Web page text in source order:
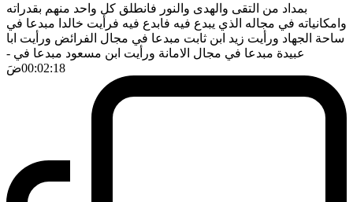
بمداد من التقى والهدى والنور فانطلق كل واحد منهم بقدراته
وامكانياته في مجاله الذي يبدع فيه فابدع فيه فرأيت خالدا مبدعا في
ساحة الجهاد ورأيت زيد ابن ثابت مبدعا في مجال الفرائض ورأيت ابا
عبيدة مبدعا في مجال الامانة ورأيت ابن مسعود مبدعا في -
00:02:18ضَ